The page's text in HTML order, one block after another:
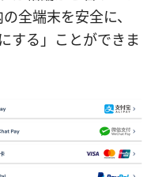
全端末を安全に、
する」ことができま